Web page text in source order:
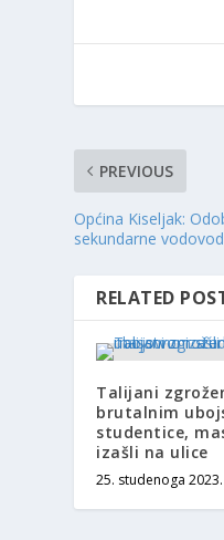
PREVIOUS
Općina Kiseljak:
sekundarne
RELATED
Talijani
brutalnim
studentice,
izašli na ulice
25. studenoga 2023.